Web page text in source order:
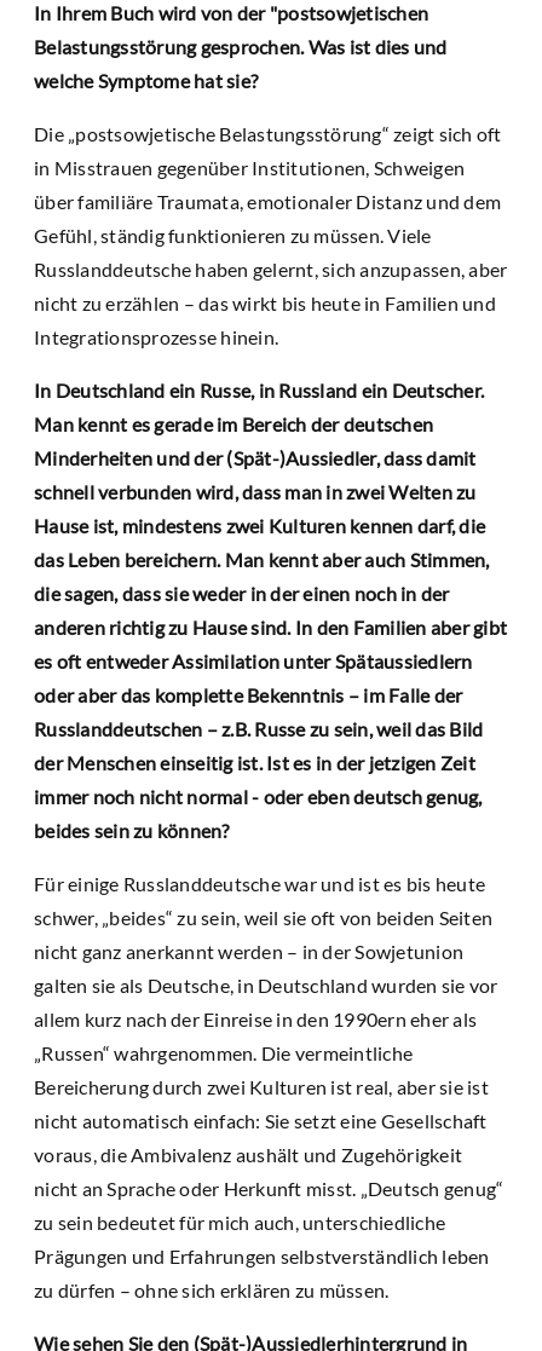
In Ihrem Buch wird von der "postsowjetischen
Belastungsstörung gesprochen. Was ist dies und
welche Symptome hat sie?
Die „postsowjetische Belastungsstörung“ zeigt sich oft
in Misstrauen gegenüber Institutionen, Schweigen
über familiäre Traumata, emotionaler Distanz und dem
Gefühl, ständig funktionieren zu müssen. Viele
Russlanddeutsche haben gelernt, sich anzupassen, aber
nicht zu erzählen – das wirkt bis heute in Familien und
Integrationsprozesse hinein.
In Deutschland ein Russe, in Russland ein Deutscher.
Man kennt es gerade im Bereich der deutschen
Minderheiten und der (Spät-)Aussiedler, dass damit
schnell verbunden wird, dass man in zwei Welten zu
Hause ist, mindestens zwei Kulturen kennen darf, die
das Leben bereichern. Man kennt aber auch Stimmen,
die sagen, dass sie weder in der einen noch in der
anderen richtig zu Hause sind. In den Familien aber gibt
es oft entweder Assimilation unter Spätaussiedlern
oder aber das komplette Bekenntnis – im Falle der
Russlanddeutschen – z.B. Russe zu sein, weil das Bild
der Menschen einseitig ist. Ist es in der jetzigen Zeit
immer noch nicht normal - oder eben deutsch genug,
beides sein zu können?
Für einige Russlanddeutsche war und ist es bis heute
schwer, „beides“ zu sein, weil sie oft von beiden Seiten
nicht ganz anerkannt werden – in der Sowjetunion
galten sie als Deutsche, in Deutschland wurden sie vor
allem kurz nach der Einreise in den 1990ern eher als
„Russen“ wahrgenommen. Die vermeintliche
Bereicherung durch zwei Kulturen ist real, aber sie ist
nicht automatisch einfach: Sie setzt eine Gesellschaft
voraus, die Ambivalenz aushält und Zugehörigkeit
nicht an Sprache oder Herkunft misst. „Deutsch genug“
zu sein bedeutet für mich auch, unterschiedliche
Prägungen und Erfahrungen selbstverständlich leben
zu dürfen – ohne sich erklären zu müssen.
Wie sehen Sie den (Spät-)Aussiedlerhintergrund in